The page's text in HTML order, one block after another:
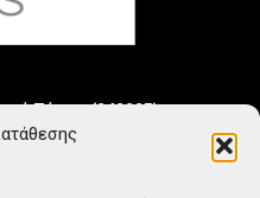
Τύπου (242225)